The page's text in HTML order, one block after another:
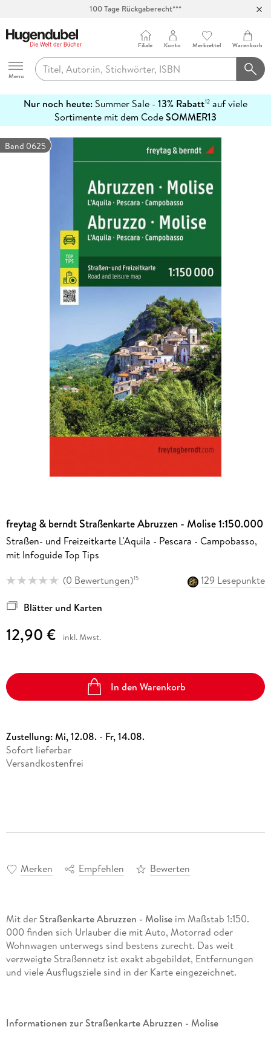
100 Tage Rückgaberecht***
Hugendubel
Menu
Filiale Konto Merkzettel Warenkorb
Nur noch heute: Summer Sale - 13% Rabatt12 auf viele
Sortimente mit dem CodeSOMMER13
erfahren
Band 0625
freytag & berndt Straßenkarte Abruzzen - Molise 1:150.000
Straßen- und Freizeitkarte L'Aquila - Pescara - Campobasso,
mit Infoguide Top Tips
(0 Bewertungen)15 129 Lesepunkte
Blätter und Karten
12,90 € inkl. Mwst.
In den Warenkorb
Zustellung:Mi, 12.08. - Fr, 14.08.
Sofort lieferbar
Versandkostenfrei
Merken Empfehlen Bewerten
Mit der Straßenkarte Abruzzen - Moliseim Maßstab 1:150.
000 finden sich Urlauber die mit Auto, Motorrad oder
Wohnwagen unterwegs sind bestens zurecht. Das weit
verzweigte Straßennetz ist exakt abgebildet, Entfernungen
und viele Ausflugsziele sind in der Karte eingezeichnet.
Informationen zur Straßenkarte Abruzzen - Molise